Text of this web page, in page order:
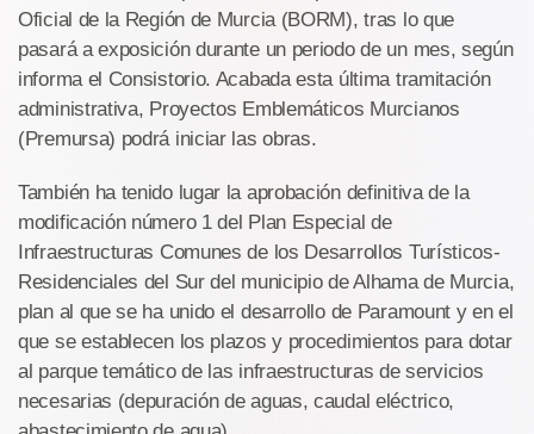
Oficial de la Región de Murcia (BORM), tras lo que
pasará a exposición durante un periodo de un mes, según
informa el Consistorio. Acabada esta última tramitación
administrativa, Proyectos Emblemáticos Murcianos
(Premursa) podrá iniciar las obras.
También ha tenido lugar la aprobación definitiva de la
modificación número 1 del Plan Especial de
Infraestructuras Comunes de los Desarrollos Turísticos-
Residenciales del Sur del municipio de Alhama de Murcia,
plan al que se ha unido el desarrollo de Paramount y en el
que se establecen los plazos y procedimientos para dotar
al parque temático de las infraestructuras de servicios
necesarias (depuración de aguas, caudal eléctrico,